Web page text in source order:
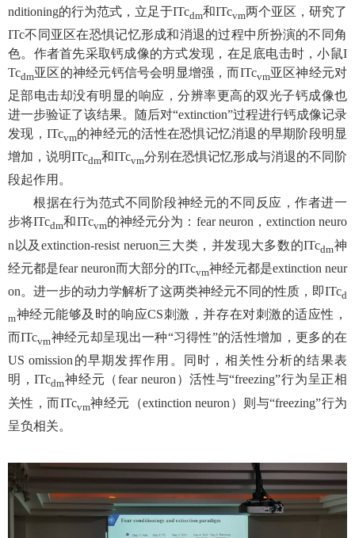
nditioning的行为范式，立足于ITcdm和ITcvm两个亚区，研究了
ITc不同亚区在恐惧记忆形成和消退的过程中所扮演的不同角
色。作者首先采取钙成像的方式发现，在足底电击时，小鼠I
Tcdm亚区的神经元钙信号会明显增强，而ITcvm亚区神经元对
足部电击却没有明显的响应，分辨率更高的双光子钙成像也
进一步验证了该结果。随后对“extinction”过程进行钙成像记录
发现， ITcvm的神经元的活性在恐惧记忆消退的早期阶段明显
增加，说明ITcdm和ITcvm分别在恐惧记忆形成与消退的不同阶
段起作用。
根据在行为范式不同阶段神经元的不同反应，作者进一
步将ITcdm和ITcvm的神经元分为： fear neuron ， extinction neuro
n 以及 extinction-resist neruon三大类，并发现大多数的ITcdm神
经元都是fear neuron而大部分的ITcvm神经元都是extinction neur
on。进一步的动力学解析了这两类神经元不同的性质，即ITcd
m神经元能够及时的响应CS刺激，并存在对刺激的适应性，
而ITcvm神经元却呈现出一种“习得性”的活性增加，更多的在
US omission的早期发挥作用。同时，相关性分析的结果表
明，ITcdm神经元（fear neuron）活性与“freezing”行为呈正相
关性，而ITcvm神经元（extinction neuron ）则与“freezing”行为
呈负相关。